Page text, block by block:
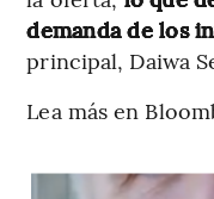
demanda de los
principal, Daiwa
Lea más en